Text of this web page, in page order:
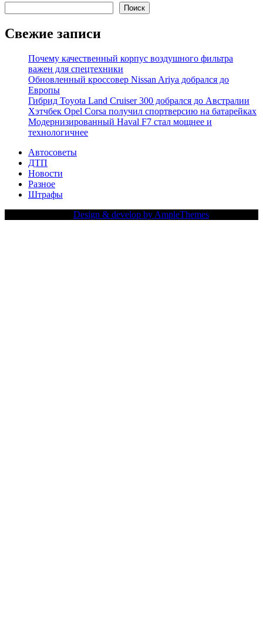
Поиск
Свежие записи
Почему качественный корпус воздушного фильтра
важен для спецтехники
Обновленный кроссовер Nissan Ariya добрался до
Европы
Гибрид Toyota Land Cruiser 300 добрался до Австралии
Хэтчбек Opel Corsa получил спортверсию на батарейках
Модернизированный Haval F7 стал мощнее и
технологичнее
Автосоветы
ДТП
Новости
Разное
Штрафы
Design & develop by AmpleThemes